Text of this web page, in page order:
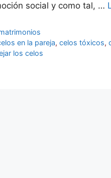
social y como tal, …
en la pareja,celos tóxicos,
los celos